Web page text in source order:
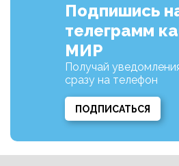
Подпишись
телеграмм
МИР
Получай
сразу на телефон
ПОДПИСАТЬСЯ